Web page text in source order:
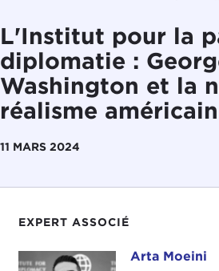
L'Institut pour la
diplomatie :
Washington et la
réalisme américain
11 MARS 2024
EXPERT ASSOCIÉ
Arta Moeini Arta Moeini